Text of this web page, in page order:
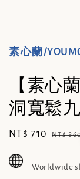
素心蘭/
【素心
洞寬鬆
Sale
NT$ 710 NT$
Worldwide